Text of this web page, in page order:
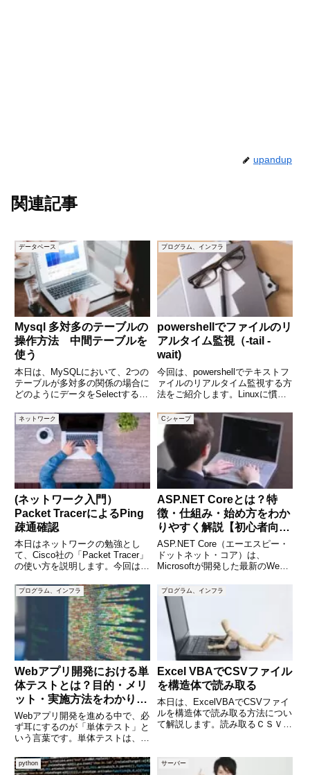
upandup
関連記事
データベース
Mysql 多対多のテーブルの
操作方法 中間テーブルを
使う
本日は、MySQLにおいて、2つの
テーブルが多対多の関係の場合に
どのようにデータをSelectするか
係とういうのは、1つのテーブル
の中に存在する各行が、もう1つ
のテーブルの中の複数の行に対応
することを意味します
プログラム、インフラ
powershellでファイルのリ
アルタイム監視（-tail -
wait)
今回は、powershellでテキストフ
ァイルのリアルタイム監視する方
法をご紹介します。Linuxに慣れ
tailコマンドが使いたいと思われ
る方がいると思います。
powershellで上記tailを実行
ネットワーク
(ネットワーク入門）
Packet TracerによるPing
疎通確認
本日はネットワークの勉強とし
て、Cisco社の「Packet Tracer」
の使い方を説明します。今回は、
それぞれのPCにネットワークの
設定を行い、お互いにPingができ
ることを確認します。ping確認を
行うこ
Cシャープ
ASP.NET Coreとは？特
徴・仕組み・始め方をわか
りやすく解説【初心者向け
入門ガイド】
ASP.NET Core（エーエスピー・
ドットネット・コア）は、
Microsoftが開発した最新のWeb
です。従来のASP.NETを大幅に
進化させ、Windowsだけでなく、
macOSやLinuxでも動作するよ
プログラム、インフラ
Webアプリ開発における単
体テストとは？目的・メリ
ット・実施方法をわかりや
すく解説
Webアプリ開発を進める中で、必
ず耳にするのが「単体テスト」と
いう言葉です。単体テストは、ア
ュールや関数）が正しく動作して
いるかを確認する工程であり、品
プログラム、インフラ
Excel VBAでCSVファイル
を構造体で読み取る
本日は、ExcelVBAでCSVファイ
ルを構造体で読み取る方法につい
て解説します。読み取るＣＳＶフ
window.adsbygoogle ||
[]).push({});構造体の準備最初
python サーバー